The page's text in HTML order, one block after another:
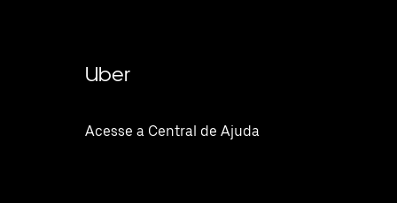
Uber
Acesse a Central de Ajuda